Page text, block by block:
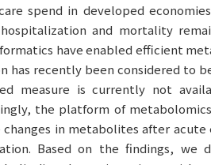
spend in developed
and mortality
have enabled efficient
recently been considered to
measure is currently not
the platform of
in metabolites after acute
Based on the findings, we